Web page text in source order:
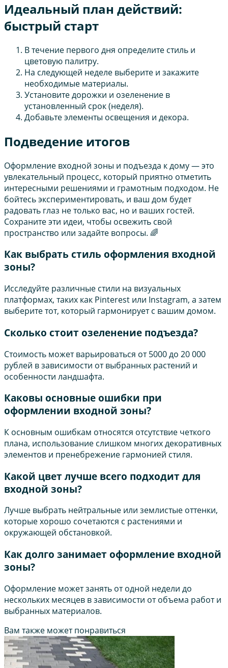
Идеальный план действий:
быстрый старт
В течение первого дня определите стиль и
цветовую палитру.
На следующей неделе выберите и закажите
необходимые материалы.
Установите дорожки и озеленение в
установленный срок (неделя).
Добавьте элементы освещения и декора.
Подведение итогов
Оформление входной зоны и подъезда к дому — это
увлекательный процесс, который приятно отметить
интересными решениями и грамотным подходом. Не
бойтесь экспериментировать, и ваш дом будет
радовать глаз не только вас, но и ваших гостей.
Сохраните эти идеи, чтобы освежить свой
пространство или задайте вопросы. 🌈
Как выбрать стиль оформления входной
зоны?
Исследуйте различные стили на визуальных
платформах, таких как Pinterest или Instagram, а затем
выберите тот, который гармонирует с вашим домом.
Сколько стоит озеленение подъезда?
Стоимость может варьироваться от 5000 до 20 000
рублей в зависимости от выбранных растений и
особенности ландшафта.
Каковы основные ошибки при
оформлении входной зоны?
К основным ошибкам относятся отсутствие четкого
плана, использование слишком многих декоративных
элементов и пренебрежение гармонией стиля.
Какой цвет лучше всего подходит для
входной зоны?
Лучше выбрать нейтральные или землистые оттенки,
которые хорошо сочетаются с растениями и
окружающей обстановкой.
Как долго занимает оформление входной
зоны?
Оформление может занять от одной недели до
нескольких месяцев в зависимости от объема работ и
выбранных материалов.
Вам также может понравиться